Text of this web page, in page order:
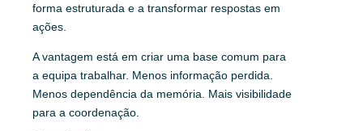
forma estruturada e a transformar respostas em
ações.
A vantagem está em criar uma base comum para
a equipa trabalhar. Menos informação perdida.
Menos dependência da memória. Mais visibilidade
para a coordenação.